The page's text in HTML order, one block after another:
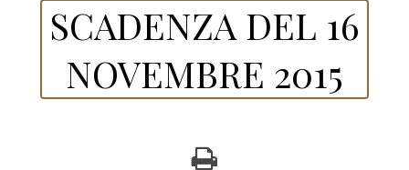
SCADENZA DEL 16
NOVEMBRE 2015